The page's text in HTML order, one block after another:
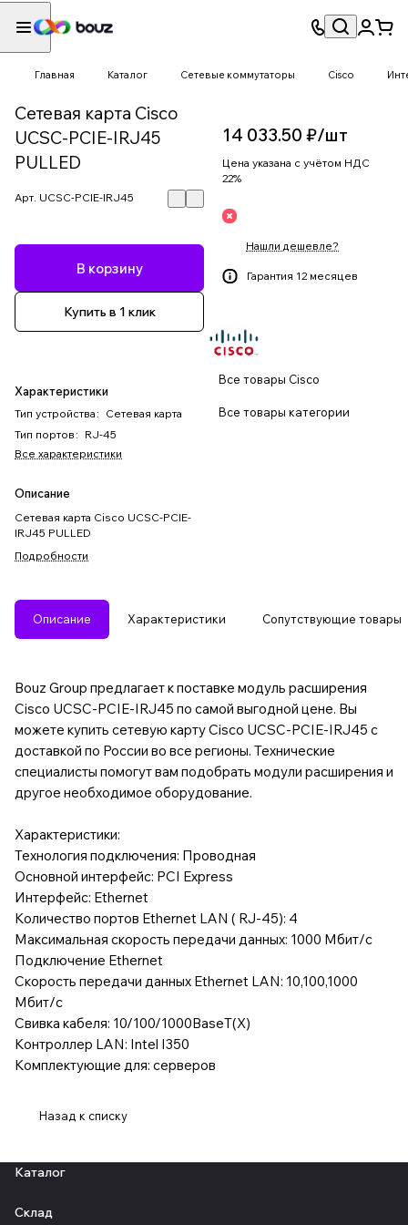
Главная Каталог Сетевые коммутаторы Cisco
Сетевая карта Cisco
UCSC-PCIE-IRJ45
PULLED
Арт. UCSC-PCIE-IRJ45
В корзину
Купить в 1 клик
Характеристики
Тип устройства : Сетевая карта
Тип портов : RJ-45
Все характеристики
Описание
Сетевая карта Cisco UCSC-PCIE-
IRJ45 PULLED
Подробности
14 033.50 ₽/шт
Цена указана с учётом НДС
22%
Нашли дешевле?
Гарантия 12 месяцев
Все товары Cisco
Все товары категории
Описание Характеристики Сопутствующие товары
Bouz Group предлагает к поставке модуль расширения
Cisco UCSC-PCIE-IRJ45 по самой выгодной цене. Вы
можете купить сетевую карту Cisco UCSC-PCIE-IRJ45 с
доставкой по России во все регионы. Технические
специалисты помогут вам подобрать модули расширения и
другое необходимое оборудование.
Характеристики:
Технология подключения: Проводная
Основной интерфейс: PCI Express
Интерфейс: Ethernet
Количество портов Ethernet LAN ( RJ-45): 4
Максимальная скорость передачи данных: 1000 Мбит/с
Подключение Ethernet
Скорость передачи данных Ethernet LAN: 10,100,1000
Мбит/с
Свивка кабеля: 10/100/1000BaseT(X)
Контроллер LAN: Intel I350
Комплектующие для: серверов
Назад к списку
Каталог
Склад